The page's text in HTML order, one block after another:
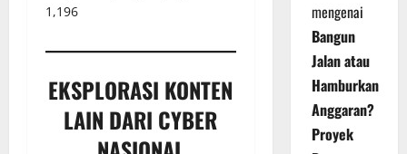
1,196
EKSPLORASI KONTEN
LAIN DARI CYBER
mengenai
Bangun
Jalan atau
Hamburkan
Anggaran?
Proyek